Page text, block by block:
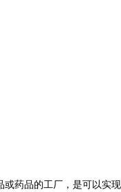
药品的工厂，是可以实现